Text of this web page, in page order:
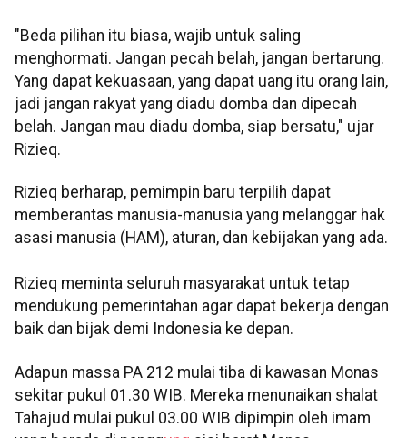
"Beda pilihan itu biasa, wajib untuk saling
menghormati. Jangan pecah belah, jangan bertarung.
Yang dapat kekuasaan, yang dapat uang itu orang lain,
jadi jangan rakyat yang diadu domba dan dipecah
belah. Jangan mau diadu domba, siap bersatu," ujar
Rizieq.
Rizieq berharap, pemimpin baru terpilih dapat
memberantas manusia-manusia yang melanggar hak
asasi manusia (HAM), aturan, dan kebijakan yang ada.
Rizieq meminta seluruh masyarakat untuk tetap
mendukung pemerintahan agar dapat bekerja dengan
baik dan bijak demi Indonesia ke depan.
Adapun massa PA 212 mulai tiba di kawasan Monas
sekitar pukul 01.30 WIB. Mereka menunaikan shalat
Tahajud mulai pukul 03.00 WIB dipimpin oleh imam